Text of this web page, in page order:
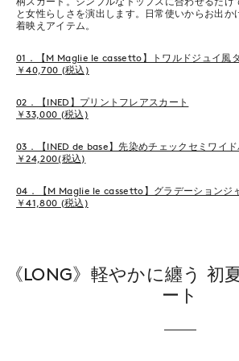
と女性らしさを演出します。日常使いからお出か
着映えアイテム。
01．【M Maglie le cassetto】トワルドジュイ風
￥40,700 (税込)
02．【INED】プリントフレアスカート
￥33,000 (税込)
03．【INED de base】先染めチェックセミワイ
￥24,200(税込)
04．【M Maglie le cassetto】グラデーションジ
￥41,800 (税込)
《LONG》軽やかに纏う 初
ート